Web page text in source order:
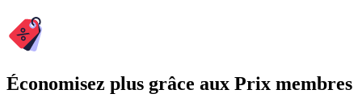
Économisez plus grâce aux Prix membres